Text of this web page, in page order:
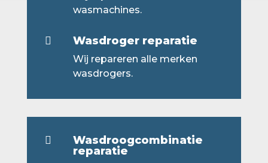
wasmachines.
 Wasdroger reparatie
Wij repareren alle merken
wasdrogers.

Wasdroogcombinatie
reparatie